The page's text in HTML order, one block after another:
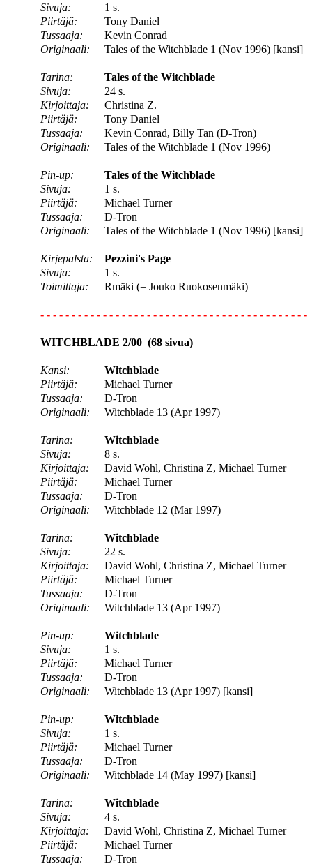
Sivuja:
1 s.
Piirtäjä:
Tony Daniel
Tussaaja:
Kevin Conrad
Originaali:
Tales of the Witchblade 1 (Nov 1996) [kansi]
Tarina:
Tales of the Witchblade
Sivuja:
24 s.
Kirjoittaja:
Christina Z.
Piirtäjä:
Tony Daniel
Tussaaja:
Kevin Conrad, Billy Tan (D-Tron)
Originaali:
Tales of the Witchblade 1 (Nov 1996)
Pin-up:
Tales of the Witchblade
Sivuja:
1 s.
Piirtäjä:
Michael Turner
Tussaaja:
D-Tron
Originaali:
Tales of the Witchblade 1 (Nov 1996) [kansi]
Kirjepalsta:
Pezzini's Page
Sivuja:
1 s.
Toimittaja:
Rmäki (= Jouko Ruokosenmäki)
- - - - - - - - - - - - - - - - - - - - - - - - - - - - - - - - - - - - - - - - - - -
WITCHBLADE 2/00 (68 sivua)
Kansi:
Witchblade
Piirtäjä:
Michael Turner
Tussaaja:
D-Tron
Originaali:
Witchblade 13 (Apr 1997)
Tarina:
Witchblade
Sivuja:
8 s.
Kirjoittaja:
David Wohl, Christina Z, Michael Turner
Piirtäjä:
Michael Turner
Tussaaja:
D-Tron
Originaali:
Witchblade 12 (Mar 1997)
Tarina:
Witchblade
Sivuja:
22 s.
Kirjoittaja:
David Wohl, Christina Z, Michael Turner
Piirtäjä:
Michael Turner
Tussaaja:
D-Tron
Originaali:
Witchblade 13 (Apr 1997)
Pin-up:
Witchblade
Sivuja:
1 s.
Piirtäjä:
Michael Turner
Tussaaja:
D-Tron
Originaali:
Witchblade 13 (Apr 1997) [kansi]
Pin-up:
Witchblade
Sivuja:
1 s.
Piirtäjä:
Michael Turner
Tussaaja:
D-Tron
Originaali:
Witchblade 14 (May 1997) [kansi]
Tarina:
Witchblade
Sivuja:
4 s.
Kirjoittaja:
David Wohl, Christina Z, Michael Turner
Piirtäjä:
Michael Turner
Tussaaja:
D-Tron